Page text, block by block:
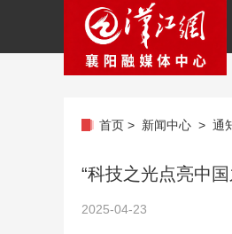
首页 > 新闻中心 > 通
“科技之光点亮中
2025-04-23